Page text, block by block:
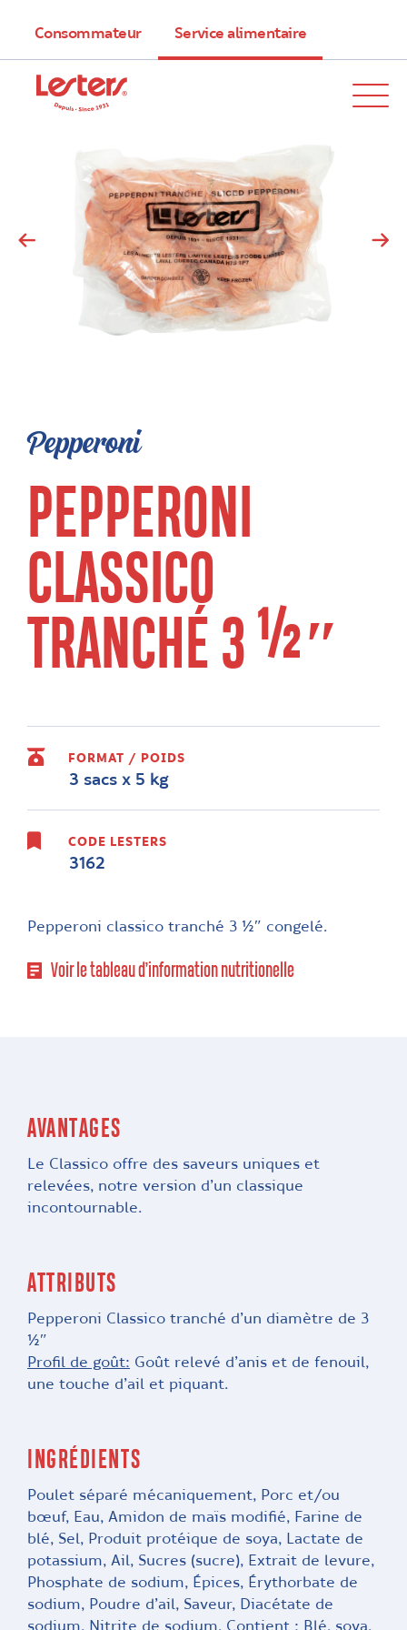
Consommateur Service alimentaire
Pepperoni
PEPPERONI
CLASSICO
TRANCHÉ 3 ½″
FORMAT / POIDS
3 sacs x 5 kg
CODE LESTERS
3162
Pepperoni classico tranché 3 ½″ congelé.
Voir le tableau d’information nutritionelle
AVANTAGES
Le Classico offre des saveurs uniques et
relevées, notre version d’un classique
incontournable.
ATTRIBUTS
Pepperoni Classico tranché d’un diamètre de 3
½″
Profil de goût: Goût relevé d’anis et de fenouil,
une touche d’ail et piquant.
INGRÉDIENTS
Poulet séparé mécaniquement, Porc et/ou
bœuf, Eau, Amidon de maïs modifié, Farine de
blé, Sel, Produit protéique de soya, Lactate de
potassium, Ail, Sucres (sucre), Extrait de levure,
Phosphate de sodium, Épices, Érythorbate de
sodium, Poudre d’ail, Saveur, Diacétate de
sodium, Nitrite de sodium. Contient : Blé, soya.